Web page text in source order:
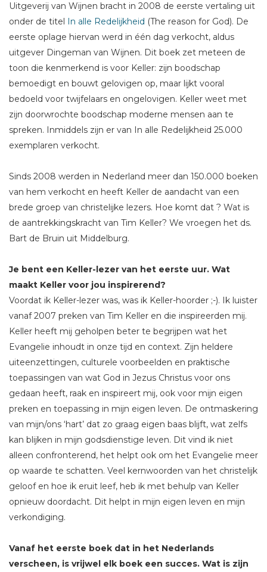
Uitgeverij van Wijnen bracht in 2008 de eerste vertaling uit
onder de titel In alle Redelijkheid (The reason for God). De
eerste oplage hiervan werd in één dag verkocht, aldus
uitgever Dingeman van Wijnen. Dit boek zet meteen de
toon die kenmerkend is voor Keller: zijn boodschap
bemoedigt en bouwt gelovigen op, maar lijkt vooral
bedoeld voor twijfelaars en ongelovigen. Keller weet met
zijn doorwrochte boodschap moderne mensen aan te
spreken. Inmiddels zijn er van In alle Redelijkheid 25.000
exemplaren verkocht.
Sinds 2008 werden in Nederland meer dan 150.000 boeken
van hem verkocht en heeft Keller de aandacht van een
brede groep van christelijke lezers. Hoe komt dat ? Wat is
de aantrekkingskracht van Tim Keller? We vroegen het ds.
Bart de Bruin uit Middelburg.
Je bent een Keller-lezer van het eerste uur. Wat
maakt Keller voor jou inspirerend?
Voordat ik Keller-lezer was, was ik Keller-hoorder ;-). Ik luister
vanaf 2007 preken van Tim Keller en die inspireerden mij.
Keller heeft mij geholpen beter te begrijpen wat het
Evangelie inhoudt in onze tijd en context. Zijn heldere
uiteenzettingen, culturele voorbeelden en praktische
toepassingen van wat God in Jezus Christus voor ons
gedaan heeft, raak en inspireert mij, ook voor mijn eigen
preken en toepassing in mijn eigen leven. De ontmaskering
van mijn/ons ‘hart’ dat zo graag eigen baas blijft, wat zelfs
kan blijken in mijn godsdienstige leven. Dit vind ik niet
alleen confronterend, het helpt ook om het Evangelie meer
op waarde te schatten. Veel kernwoorden van het christelijk
geloof en hoe ik eruit leef, heb ik met behulp van Keller
opnieuw doordacht. Dit helpt in mijn eigen leven en mijn
verkondiging.
Vanaf het eerste boek dat in het Nederlands
verscheen, is vrijwel elk boek een succes. Wat is zijn